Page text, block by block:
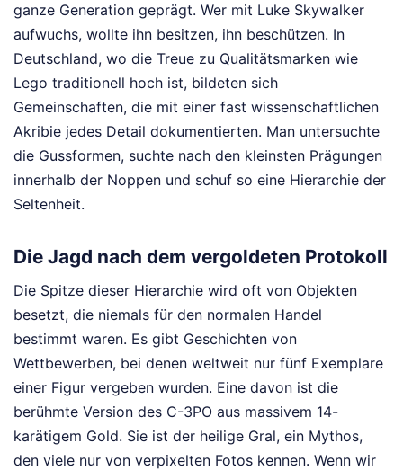
ganze Generation geprägt. Wer mit Luke Skywalker
aufwuchs, wollte ihn besitzen, ihn beschützen. In
Deutschland, wo die Treue zu Qualitätsmarken wie
Lego traditionell hoch ist, bildeten sich
Gemeinschaften, die mit einer fast wissenschaftlichen
Akribie jedes Detail dokumentierten. Man untersuchte
die Gussformen, suchte nach den kleinsten Prägungen
innerhalb der Noppen und schuf so eine Hierarchie der
Seltenheit.
Die Jagd nach dem vergoldeten Protokoll
Die Spitze dieser Hierarchie wird oft von Objekten
besetzt, die niemals für den normalen Handel
bestimmt waren. Es gibt Geschichten von
Wettbewerben, bei denen weltweit nur fünf Exemplare
einer Figur vergeben wurden. Eine davon ist die
berühmte Version des C-3PO aus massivem 14-
karätigem Gold. Sie ist der heilige Gral, ein Mythos,
den viele nur von verpixelten Fotos kennen. Wenn wir